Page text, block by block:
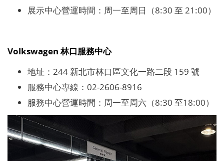
展示中心營運時間：周一至周日（8:30 至 21:00）
Volkswagen 林口服務中心
地址：244 新北市林口區文化一路二段 159 號
服務中心專線：02-2606-8916
服務中心營運時間：周一至周六（8:30 至18:00）